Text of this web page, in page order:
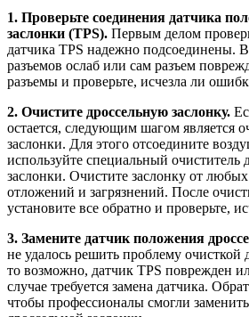
1. Проверьте соединения датчика
заслонки (TPS). Первым делом
датчика ТPS надежно подсоединены.
разъемов ослаб или сам разъем
разъемы и проверьте, исчезла ли
2. Очистите дроссельную заслонку.
остается, следующим шагом является
заслонки. Для этого отсоедините
используйте специальный очиститель
заслонки. Очистите заслонку от
отложений и загрязнений. После
установите все обратно и проверьте,
3. Замените датчик положения
не удалось решить проблему очисткой
то возможно, датчик TPS поврежден
случае требуется замена датчика.
чтобы профессионалы смогли